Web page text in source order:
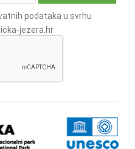
podataka u svrhu
jezera.hr